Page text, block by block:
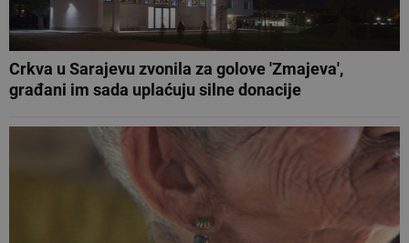
Crkva u Sarajevu zvonila za golove 'Zmajeva',
građani im sada uplaćuju silne donacije